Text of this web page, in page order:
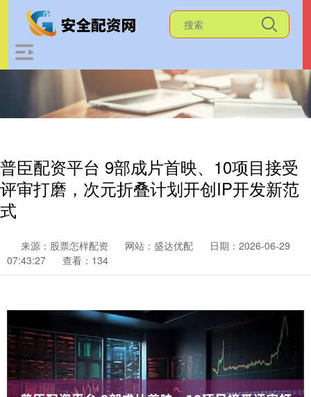
普臣配资平台 9部成片首映、10项目接受
评审打磨，次元折叠计划开创IP开发新范
式
来源：股票怎样配资 网站：盛达优配
日期：2026-06-29
07:43:27
查看：134